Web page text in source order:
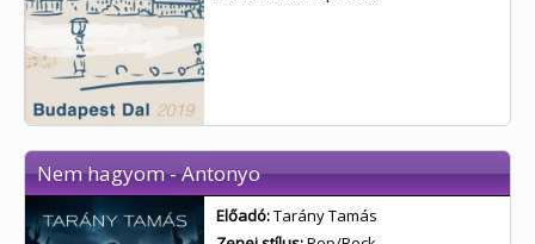
Nem hagyom - Antonyo
Előadó:Tarány Tamás